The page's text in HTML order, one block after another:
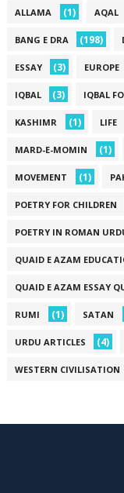
ALLAMA (1) AQAL
BANG E DRA (198)
ESSAY (3) EUROPE
IQBAL (3) IQBAL
KASHIMR (1) LIFE
MARD-E-MOMIN (1)
MOVEMENT (1)
POETRY FOR CHILDREN
POETRY IN ROMAN
QUAID E AZAM
QUAID E AZAM ESSAY
RUMI (1) SATAN
URDU ARTICLES (4)
WESTERN CIVILISATION